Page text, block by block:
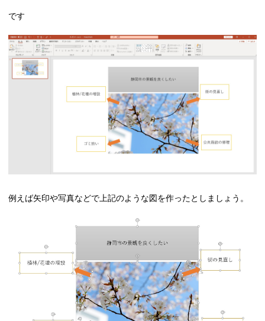
です
例えば矢印や写真などで上記のような図を作ったとしましょう。